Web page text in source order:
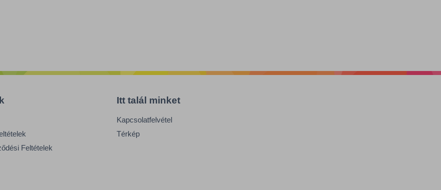
Feltételek
Itt talál minket
Kapcsolatfelvétel
Térkép